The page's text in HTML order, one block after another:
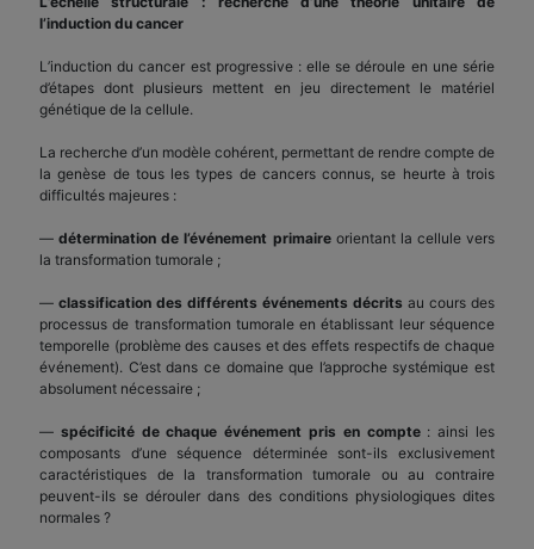
l’induction du cancer
L’induction du cancer est progressive : elle se déroule en une série
d’étapes dont plusieurs mettent en jeu directement le matériel
génétique de la cellule.
La recherche d’un modèle cohérent, permettant de rendre compte de
la genèse de tous les types de cancers connus, se heurte à trois
difficultés majeures :
—détermination de l’événement primaireorientant la cellule vers
la transformation tumorale ;
— classification des différents événements décrits au cours des
processus de transformation tumorale en établissant leur séquence
temporelle (problème des causes et des effets respectifs de chaque
événement). C’est dans ce domaine que l’approche systémique est
absolument nécessaire ;
— spécificité de chaque événement pris en compte: ainsi les
composants d’une séquence déterminée sont-ils exclusivement
caractéristiques de la transformation tumorale ou au contraire
peuvent-ils se dérouler dans des conditions physiologiques dites
normales ?